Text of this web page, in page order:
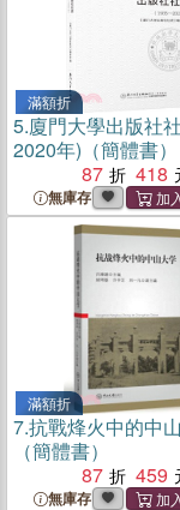
滿額折
5.廈門大學出版社
2020年)（簡體書）
87
418
無庫存
滿額折
7.抗戰烽火中的中
（簡體書）
87
459
無庫存